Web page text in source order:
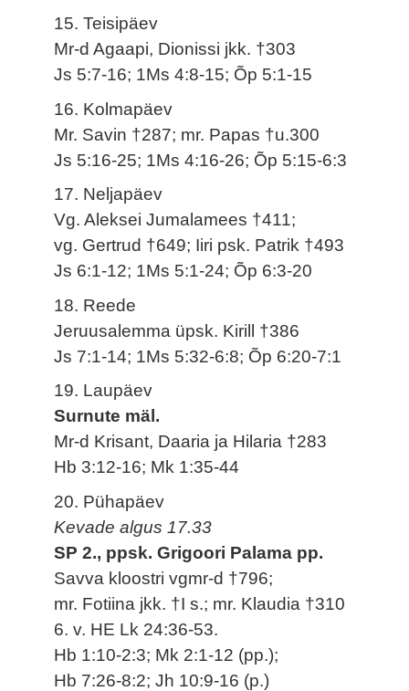
15. Teisipäev
Mr-d Agaapi, Dionissi jkk. †303
Js 5:7-16; 1Ms 4:8-15; Õp 5:1-15
16. Kolmapäev
Mr. Savin †287; mr. Papas †u.300
Js 5:16-25; 1Ms 4:16-26; Õp 5:15-6:3
17. Neljapäev
Vg. Aleksei Jumalamees †411;
vg. Gertrud †649; Iiri psk. Patrik †493
Js 6:1-12; 1Ms 5:1-24; Õp 6:3-20
18. Reede
Jeruusalemma üpsk. Kirill †386
Js 7:1-14; 1Ms 5:32-6:8; Õp 6:20-7:1
19. Laupäev
Surnute mäl.
Mr-d Krisant, Daaria ja Hilaria †283
Hb 3:12-16; Mk 1:35-44
20. Pühapäev
Kevade algus 17.33
SP 2., ppsk. Grigoori Palama pp.
Savva kloostri vgmr-d †796;
mr. Fotiina jkk. †I s.; mr. Klaudia †310
6. v. HE Lk 24:36-53.
Hb 1:10-2:3; Mk 2:1-12 (pp.);
Hb 7:26-8:2; Jh 10:9-16 (p.)